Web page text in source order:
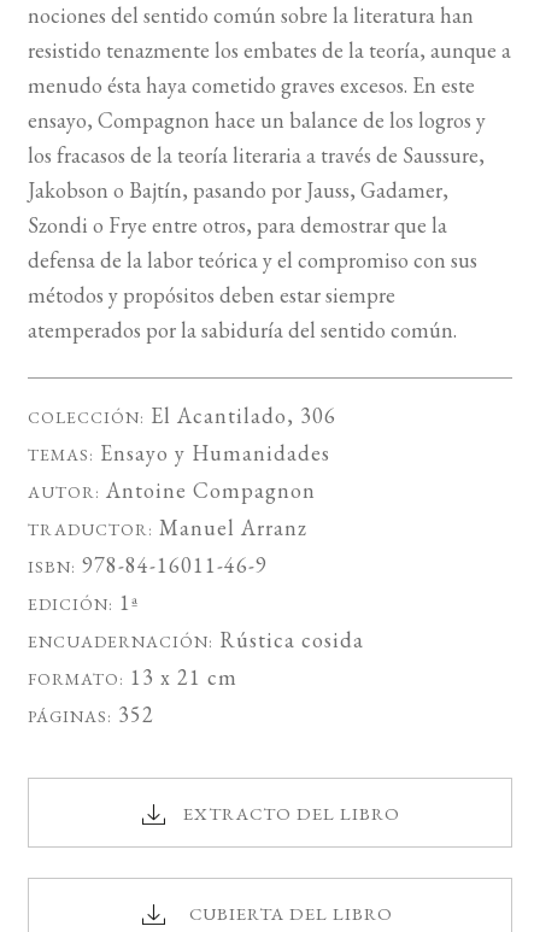
nociones del sentido común sobre la literatura han
resistido tenazmente los embates de la teoría, aunque a
menudo ésta haya cometido graves excesos. En este
ensayo, Compagnon hace un balance de los logros y
los fracasos de la teoría literaria a través de Saussure,
Jakobson o Bajtín, pasando por Jauss, Gadamer,
Szondi o Frye entre otros, para demostrar que la
defensa de la labor teórica y el compromiso con sus
métodos y propósitos deben estar siempre
atemperados por la sabiduría del sentido común.
COLECCIÓN: El Acantilado, 306
TEMAS: Ensayo y Humanidades
AUTOR: Antoine Compagnon
TRADUCTOR: Manuel Arranz
ISBN: 978-84-16011-46-9
EDICIÓN: 1ª
ENCUADERNACIÓN: Rústica cosida
FORMATO: 13 x 21 cm
PÁGINAS: 352
EXTRACTO DEL LIBRO
CUBIERTA DEL LIBRO